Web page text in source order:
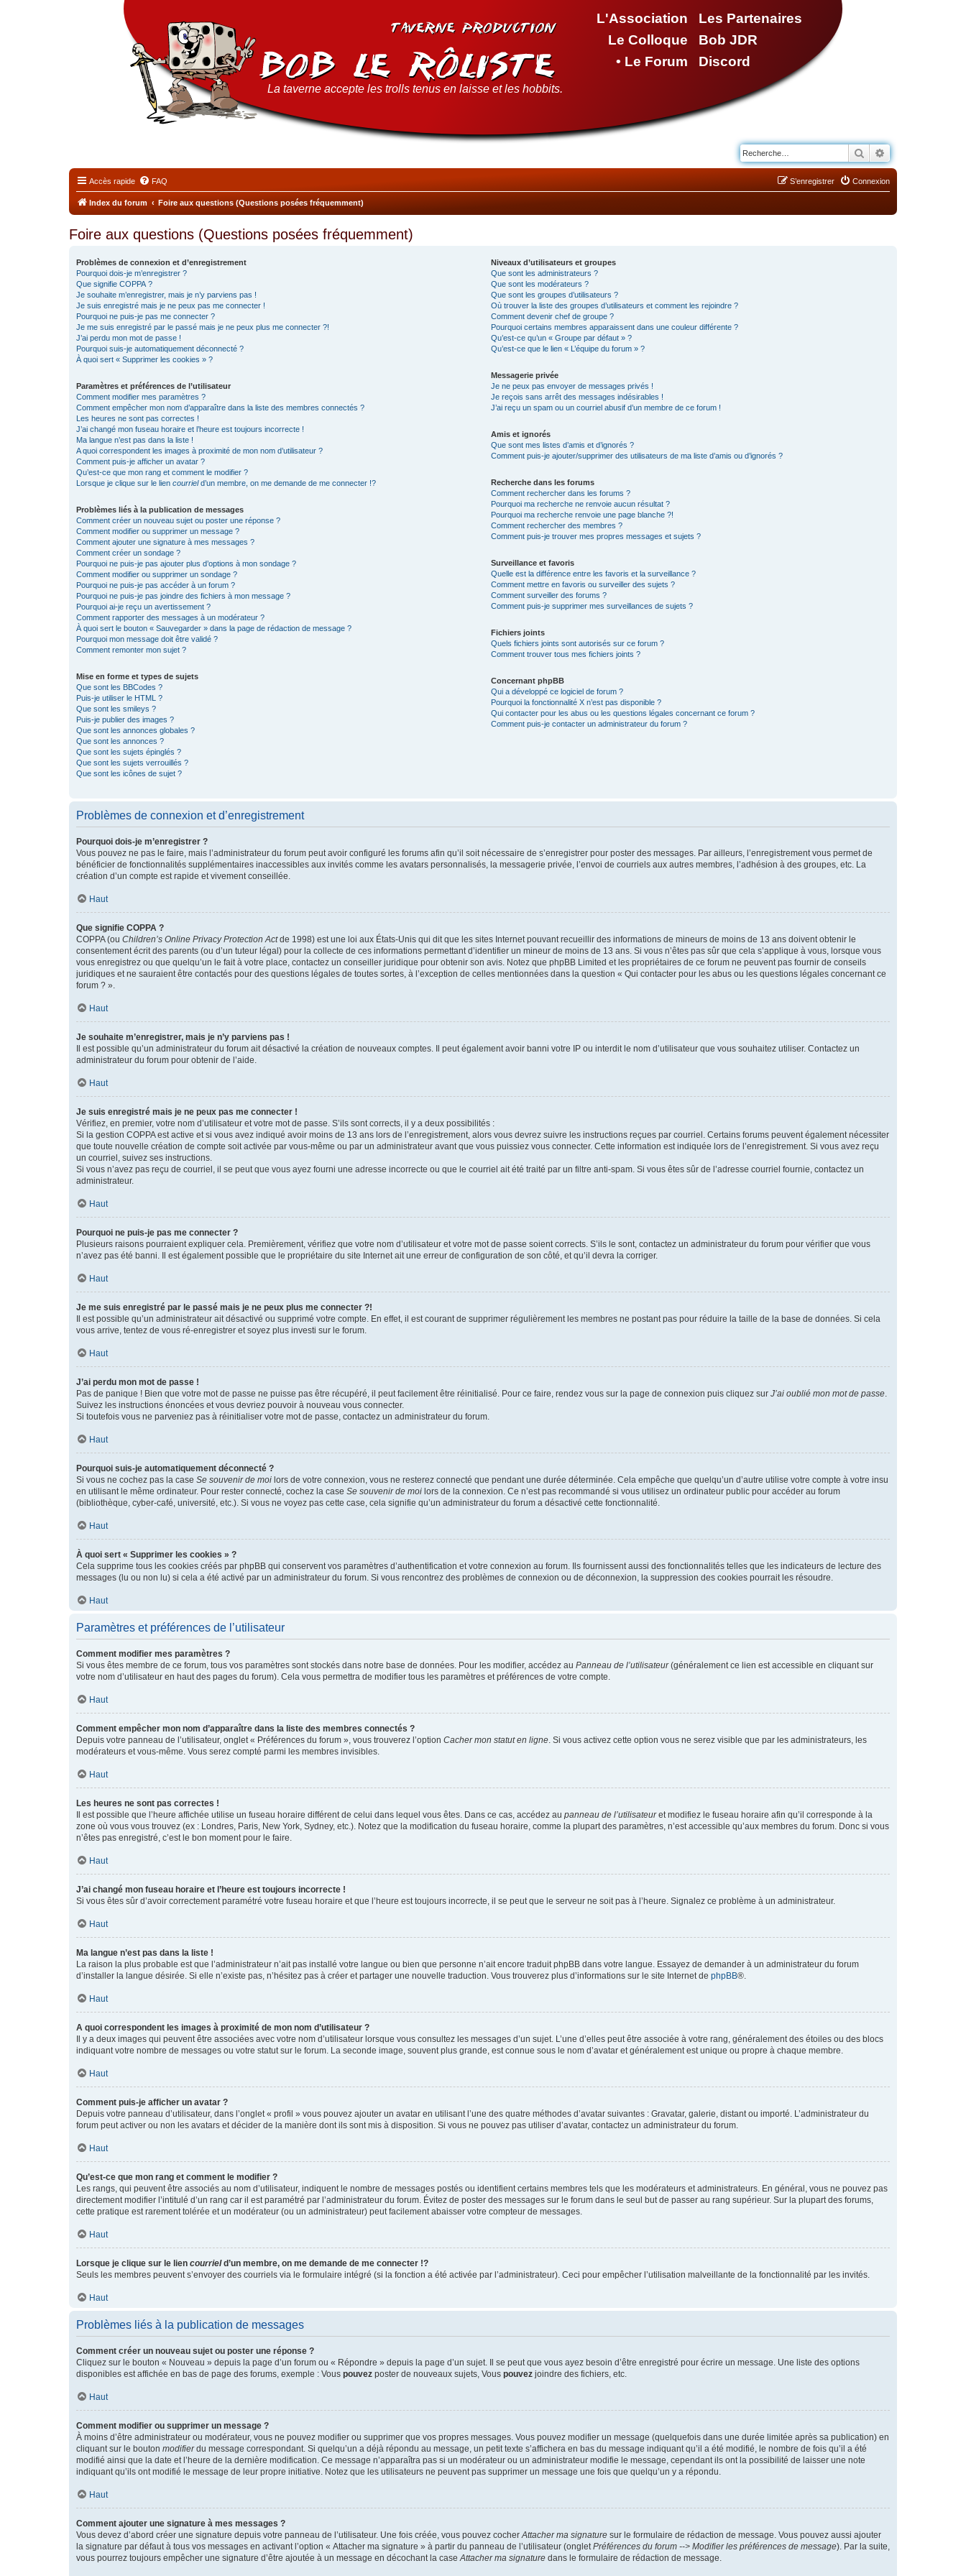
L'Association
Le Colloque
• Le Forum
Les Partenaires
Bob JDR
Discord
La taverne accepte les trolls tenus en laisse et les hobbits.
Rechercher
Accès rapide FAQ Connexion
S’enregistrer
Index du forum Foire aux questions (Questions posées fréquemment)
Foire aux questions (Questions posées fréquemment)
Problèmes de connexion et d’enregistrement
Pourquoi dois-je m’enregistrer ?
Que signifie COPPA ?
Je souhaite m’enregistrer, mais je n’y parviens pas !
Je suis enregistré mais je ne peux pas me connecter !
Pourquoi ne puis-je pas me connecter ?
Je me suis enregistré par le passé mais je ne peux plus me connecter ?!
J’ai perdu mon mot de passe !
Pourquoi suis-je automatiquement déconnecté ?
À quoi sert « Supprimer les cookies » ?
Paramètres et préférences de l’utilisateur
Comment modifier mes paramètres ?
Comment empêcher mon nom d’apparaître dans la liste des membres connectés ?
Les heures ne sont pas correctes !
J’ai changé mon fuseau horaire et l’heure est toujours incorrecte !
Ma langue n’est pas dans la liste !
A quoi correspondent les images à proximité de mon nom d’utilisateur ?
Comment puis-je afficher un avatar ?
Qu’est-ce que mon rang et comment le modifier ?
Lorsque je clique sur le lien courrield’un membre, on me demande de me connecter !?
Problèmes liés à la publication de messages
Comment créer un nouveau sujet ou poster une réponse ?
Comment modifier ou supprimer un message ?
Comment ajouter une signature à mes messages ?
Comment créer un sondage ?
Pourquoi ne puis-je pas ajouter plus d’options à mon sondage ?
Comment modifier ou supprimer un sondage ?
Pourquoi ne puis-je pas accéder à un forum ?
Pourquoi ne puis-je pas joindre des fichiers à mon message ?
Pourquoi ai-je reçu un avertissement ?
Comment rapporter des messages à un modérateur ?
À quoi sert le bouton « Sauvegarder » dans la page de rédaction de message ?
Pourquoi mon message doit être validé ?
Comment remonter mon sujet ?
Mise en forme et types de sujets
Que sont les BBCodes ?
Puis-je utiliser le HTML ?
Que sont les smileys ?
Puis-je publier des images ?
Que sont les annonces globales ?
Que sont les annonces ?
Que sont les sujets épinglés ?
Que sont les sujets verrouillés ?
Que sont les icônes de sujet ?
Niveaux d’utilisateurs et groupes
Que sont les administrateurs ?
Que sont les modérateurs ?
Que sont les groupes d’utilisateurs ?
Où trouver la liste des groupes d’utilisateurs et comment les rejoindre ?
Comment devenir chef de groupe ?
Pourquoi certains membres apparaissent dans une couleur différente ?
Qu’est-ce qu’un « Groupe par défaut » ?
Qu’est-ce que le lien « L’équipe du forum » ?
Messagerie privée
Je ne peux pas envoyer de messages privés !
Je reçois sans arrêt des messages indésirables !
J’ai reçu un spam ou un courriel abusif d’un membre de ce forum !
Amis et ignorés
Que sont mes listes d’amis et d’ignorés ?
Comment puis-je ajouter/supprimer des utilisateurs de ma liste d’amis ou d’ignorés ?
Recherche dans les forums
Comment rechercher dans les forums ?
Pourquoi ma recherche ne renvoie aucun résultat ?
Pourquoi ma recherche renvoie une page blanche ?!
Comment rechercher des membres ?
Comment puis-je trouver mes propres messages et sujets ?
Surveillance et favoris
Quelle est la différence entre les favoris et la surveillance ?
Comment mettre en favoris ou surveiller des sujets ?
Comment surveiller des forums ?
Comment puis-je supprimer mes surveillances de sujets ?
Fichiers joints
Quels fichiers joints sont autorisés sur ce forum ?
Comment trouver tous mes fichiers joints ?
Concernant phpBB
Qui a développé ce logiciel de forum ?
Pourquoi la fonctionnalité X n’est pas disponible ?
Qui contacter pour les abus ou les questions légales concernant ce forum ?
Comment puis-je contacter un administrateur du forum ?
Problèmes de connexion et d’enregistrement
Pourquoi dois-je m’enregistrer ?
Vous pouvez ne pas le faire, mais l’administrateur du forum peut avoir configuré les forums afin qu’il soit nécessaire de s’enregistrer pour poster des messages. Par ailleurs, l’enregistrement vous permet de
bénéficier de fonctionnalités supplémentaires inaccessibles aux invités comme les avatars personnalisés, la messagerie privée, l’envoi de courriels aux autres membres, l’adhésion à des groupes, etc. La
création d’un compte est rapide et vivement conseillée.
Haut
Que signifie COPPA ?
COPPA (ou Children’s Online Privacy Protection Actde 1998) est une loi aux États-Unis qui dit que les sites Internet pouvant recueillir des informations de mineurs de moins de 13 ans doivent obtenir le
consentement écrit des parents (ou d’un tuteur légal) pour la collecte de ces informations permettant d’identifier un mineur de moins de 13 ans. Si vous n’êtes pas sûr que cela s’applique à vous, lorsque vous
vous enregistrez ou que quelqu’un le fait à votre place, contactez un conseiller juridique pour obtenir son avis. Notez que phpBB Limited et les propriétaires de ce forum ne peuvent pas fournir de conseils
juridiques et ne sauraient être contactés pour des questions légales de toutes sortes, à l’exception de celles mentionnées dans la question « Qui contacter pour les abus ou les questions légales concernant ce
forum ? ».
Haut
Je souhaite m’enregistrer, mais je n’y parviens pas !
Il est possible qu’un administrateur du forum ait désactivé la création de nouveaux comptes. Il peut également avoir banni votre IP ou interdit le nom d’utilisateur que vous souhaitez utiliser. Contactez un
administrateur du forum pour obtenir de l’aide.
Haut
Je suis enregistré mais je ne peux pas me connecter !
Vérifiez, en premier, votre nom d’utilisateur et votre mot de passe. S’ils sont corrects, il y a deux possibilités :
Si la gestion COPPA est active et si vous avez indiqué avoir moins de 13 ans lors de l’enregistrement, alors vous devrez suivre les instructions reçues par courriel. Certains forums peuvent également nécessiter
que toute nouvelle création de compte soit activée par vous-même ou par un administrateur avant que vous puissiez vous connecter. Cette information est indiquée lors de l’enregistrement. Si vous avez reçu
un courriel, suivez ses instructions.
Si vous n’avez pas reçu de courriel, il se peut que vous ayez fourni une adresse incorrecte ou que le courriel ait été traité par un filtre anti-spam. Si vous êtes sûr de l’adresse courriel fournie, contactez un
administrateur.
Haut
Pourquoi ne puis-je pas me connecter ?
Plusieurs raisons pourraient expliquer cela. Premièrement, vérifiez que votre nom d’utilisateur et votre mot de passe soient corrects. S’ils le sont, contactez un administrateur du forum pour vérifier que vous
n’avez pas été banni. Il est également possible que le propriétaire du site Internet ait une erreur de configuration de son côté, et qu’il devra la corriger.
Haut
Je me suis enregistré par le passé mais je ne peux plus me connecter ?!
Il est possible qu’un administrateur ait désactivé ou supprimé votre compte. En effet, il est courant de supprimer régulièrement les membres ne postant pas pour réduire la taille de la base de données. Si cela
vous arrive, tentez de vous ré-enregistrer et soyez plus investi sur le forum.
Haut
J’ai perdu mon mot de passe !
Pas de panique ! Bien que votre mot de passe ne puisse pas être récupéré, il peut facilement être réinitialisé. Pour ce faire, rendez vous sur la page de connexion puis cliquez sur J’ai oublié mon mot de passe.
Suivez les instructions énoncées et vous devriez pouvoir à nouveau vous connecter.
Si toutefois vous ne parveniez pas à réinitialiser votre mot de passe, contactez un administrateur du forum.
Haut
Pourquoi suis-je automatiquement déconnecté ?
Si vous ne cochez pas la case Se souvenir de moi lors de votre connexion, vous ne resterez connecté que pendant une durée déterminée. Cela empêche que quelqu’un d’autre utilise votre compte à votre insu
en utilisant le même ordinateur. Pour rester connecté, cochez la case Se souvenir de moi lors de la connexion. Ce n’est pas recommandé si vous utilisez un ordinateur public pour accéder au forum
(bibliothèque, cyber-café, université, etc.). Si vous ne voyez pas cette case, cela signifie qu’un administrateur du forum a désactivé cette fonctionnalité.
Haut
À quoi sert « Supprimer les cookies » ?
Cela supprime tous les cookies créés par phpBB qui conservent vos paramètres d’authentification et votre connexion au forum. Ils fournissent aussi des fonctionnalités telles que les indicateurs de lecture des
messages (lu ou non lu) si cela a été activé par un administrateur du forum. Si vous rencontrez des problèmes de connexion ou de déconnexion, la suppression des cookies pourrait les résoudre.
Haut
Paramètres et préférences de l’utilisateur
Comment modifier mes paramètres ?
Si vous êtes membre de ce forum, tous vos paramètres sont stockés dans notre base de données. Pour les modifier, accédez au Panneau de l’utilisateur(généralement ce lien est accessible en cliquant sur
votre nom d’utilisateur en haut des pages du forum). Cela vous permettra de modifier tous les paramètres et préférences de votre compte.
Haut
Comment empêcher mon nom d’apparaître dans la liste des membres connectés ?
Depuis votre panneau de l’utilisateur, onglet « Préférences du forum », vous trouverez l’option Cacher mon statut en ligne. Si vous activez cette option vous ne serez visible que par les administrateurs, les
modérateurs et vous-même. Vous serez compté parmi les membres invisibles.
Haut
Les heures ne sont pas correctes !
Il est possible que l’heure affichée utilise un fuseau horaire différent de celui dans lequel vous êtes. Dans ce cas, accédez au panneau de l’utilisateuret modifiez le fuseau horaire afin qu’il corresponde à la
zone où vous vous trouvez (ex : Londres, Paris, New York, Sydney, etc.). Notez que la modification du fuseau horaire, comme la plupart des paramètres, n’est accessible qu’aux membres du forum. Donc si vous
n’êtes pas enregistré, c’est le bon moment pour le faire.
Haut
J’ai changé mon fuseau horaire et l’heure est toujours incorrecte !
Si vous êtes sûr d’avoir correctement paramétré votre fuseau horaire et que l’heure est toujours incorrecte, il se peut que le serveur ne soit pas à l’heure. Signalez ce problème à un administrateur.
Haut
Ma langue n’est pas dans la liste !
La raison la plus probable est que l’administrateur n’ait pas installé votre langue ou bien que personne n’ait encore traduit phpBB dans votre langue. Essayez de demander à un administrateur du forum
d’installer la langue désirée. Si elle n’existe pas, n’hésitez pas à créer et partager une nouvelle traduction. Vous trouverez plus d’informations sur le site Internet de phpBB®.
Haut
A quoi correspondent les images à proximité de mon nom d’utilisateur ?
Il y a deux images qui peuvent être associées avec votre nom d’utilisateur lorsque vous consultez les messages d’un sujet. L’une d’elles peut être associée à votre rang, généralement des étoiles ou des blocs
indiquant votre nombre de messages ou votre statut sur le forum. La seconde image, souvent plus grande, est connue sous le nom d’avatar et généralement est unique ou propre à chaque membre.
Haut
Comment puis-je afficher un avatar ?
Depuis votre panneau d’utilisateur, dans l’onglet « profil » vous pouvez ajouter un avatar en utilisant l’une des quatre méthodes d’avatar suivantes : Gravatar, galerie, distant ou importé. L’administrateur du
forum peut activer ou non les avatars et décider de la manière dont ils sont mis à disposition. Si vous ne pouvez pas utiliser d’avatar, contactez un administrateur du forum.
Haut
Qu’est-ce que mon rang et comment le modifier ?
Les rangs, qui peuvent être associés au nom d’utilisateur, indiquent le nombre de messages postés ou identifient certains membres tels que les modérateurs et administrateurs. En général, vous ne pouvez pas
directement modifier l’intitulé d’un rang car il est paramétré par l’administrateur du forum. Évitez de poster des messages sur le forum dans le seul but de passer au rang supérieur. Sur la plupart des forums,
cette pratique est rarement tolérée et un modérateur (ou un administrateur) peut facilement abaisser votre compteur de messages.
Haut
Lorsque je clique sur le lien courrield’un membre, on me demande de me connecter !?
Seuls les membres peuvent s’envoyer des courriels via le formulaire intégré (si la fonction a été activée par l’administrateur). Ceci pour empêcher l’utilisation malveillante de la fonctionnalité par les invités.
Haut
Problèmes liés à la publication de messages
Comment créer un nouveau sujet ou poster une réponse ?
Cliquez sur le bouton « Nouveau » depuis la page d’un forum ou « Répondre » depuis la page d’un sujet. Il se peut que vous ayez besoin d’être enregistré pour écrire un message. Une liste des options
disponibles est affichée en bas de page des forums, exemple : Vous pouvez poster de nouveaux sujets, Vous pouvez joindre des fichiers, etc.
Haut
Comment modifier ou supprimer un message ?
À moins d’être administrateur ou modérateur, vous ne pouvez modifier ou supprimer que vos propres messages. Vous pouvez modifier un message (quelquefois dans une durée limitée après sa publication) en
cliquant sur le bouton modifierdu message correspondant. Si quelqu’un a déjà répondu au message, un petit texte s’affichera en bas du message indiquant qu’il a été modifié, le nombre de fois qu’il a été
modifié ainsi que la date et l’heure de la dernière modification. Ce message n’apparaîtra pas si un modérateur ou un administrateur modifie le message, cependant ils ont la possibilité de laisser une note
indiquant qu’ils ont modifié le message de leur propre initiative. Notez que les utilisateurs ne peuvent pas supprimer un message une fois que quelqu’un y a répondu.
Haut
Comment ajouter une signature à mes messages ?
Vous devez d’abord créer une signature depuis votre panneau de l’utilisateur. Une fois créée, vous pouvez cocherAttacher ma signature sur le formulaire de rédaction de message. Vous pouvez aussi ajouter
la signature par défaut à tous vos messages en activant l’option « Attacher ma signature » à partir du panneau de l’utilisateur (ongletPréférences du forum --> Modifier les préférences de message). Par la suite,
vous pourrez toujours empêcher une signature d’être ajoutée à un message en décochant la caseAttacher ma signature dans le formulaire de rédaction de message.